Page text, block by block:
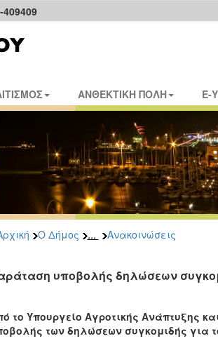
ΑΝΘΕΚΤΙΚΗ ΠΟΛΗ E-
Ο Δήμος ... Ανακοινώσεις
υποβολής δηλώσεων
το Υπουργείο Αγροτικής Ανάπτυξης
των δηλώσεων συγκομιδής για